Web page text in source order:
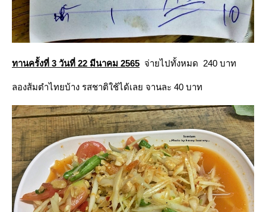
ทานครั้งที่ 3 วันที่ 22 มีนาคม 2565 จ่ายไปทั้งหมด 240 บาท
ลองส้มตำไทยบ้าง รสชาติใช้ได้เลย จานละ 40 บาท